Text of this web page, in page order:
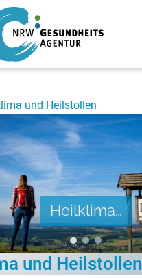
und Heilstollen
Heil­kli­ma…
und Heilstollen